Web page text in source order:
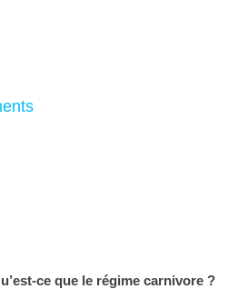
ce que le régime carnivore ?